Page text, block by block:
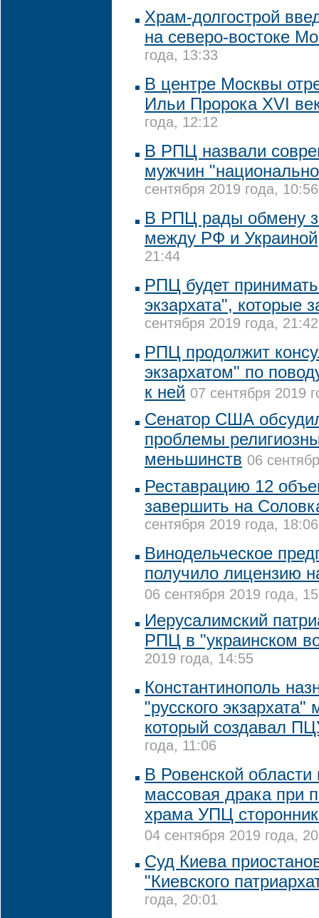
Храм-долгострой
на северо-востоке
года, 13:33
В центре Москвы
Ильи Пророка XVI
года, 12:12
В РПЦ назвали
мужчин
сентября 2019 года, 10:56
В РПЦ рады обмену
между РФ и Украиной
21:44
РПЦ будет
экзархата", которые
сентября 2019 года, 21:42
РПЦ продолжит
экзархатом" по
к ней 07 сентября 2019
Сенатор США
проблемы
меньшинств 06
Реставрацию 12
завершить на
сентября 2019 года, 18:06
Винодельческое
получило лицензию
06 сентября 2019 года,
Иерусалимский
РПЦ в "украинском
2019 года, 14:55
Константинополь
"русского экзархата"
который создавал
года, 11:06
В Ровенской
массовая драка при
храма УПЦ
04 сентября 2019 года,
Суд Киева
"Киевского
года, 20:01